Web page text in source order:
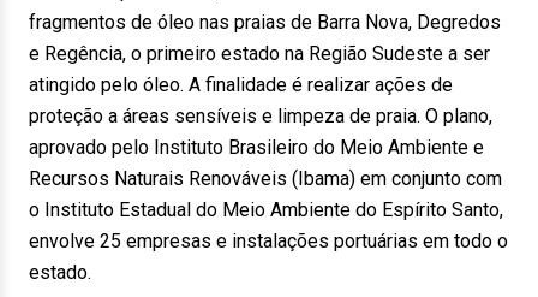
fragmentos de óleo nas praias de Barra Nova, Degredos
e Regência, o primeiro estado na Região Sudeste a ser
atingido pelo óleo. A finalidade é realizar ações de
proteção a áreas sensíveis e limpeza de praia. O plano,
aprovado pelo Instituto Brasileiro do Meio Ambiente e
Recursos Naturais Renováveis (Ibama) em conjunto com
o Instituto Estadual do Meio Ambiente do Espírito Santo,
envolve 25 empresas e instalações portuárias em todo o
estado.